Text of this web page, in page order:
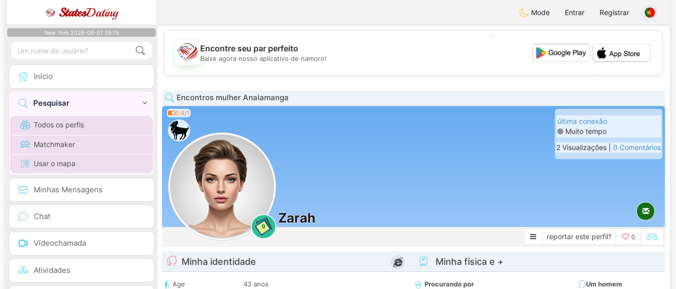
StatesDating Mode Entrar Registrar
New York 2026-08-07 09:15
Início
Pesquisar
Todos os perfis
Matchmaker
Usar o mapa
Minhas Mensagens
Chat
Videochamada
Atividades
💖
💕
Encontre seu par perfeito
Baixe agora nosso aplicativo de namoro!
Encontros mulher Analamanga
0.4/1
0
Zarah
última conexão
Muito tempo
2 Visualizações | 0 Comentários
reportar este perfil? 0
Minha identidade
Age
43 anos
Minha física e +
Procurando por
Um homem